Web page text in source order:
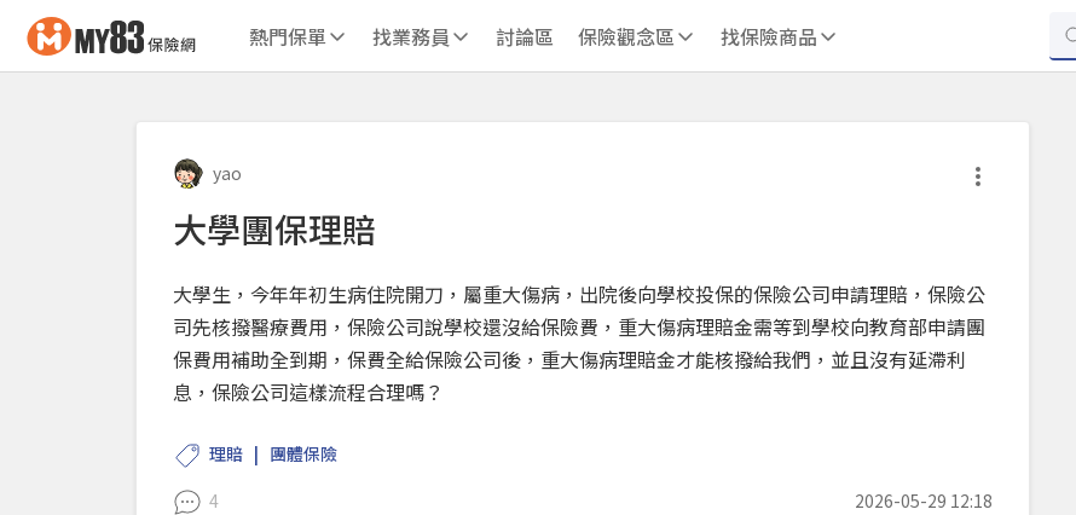
熱門保單 找業務員 討論區 保險觀念區 找保險商品
yao
大學團保理賠
大學生，今年年初生病住院開刀，屬重大傷病，出院後向學校投保的保險公司申請理賠，保險公
司先核撥醫療費用，保險公司說學校還沒給保險費，重大傷病理賠金需等到學校向教育部申請團
保費用補助全到期，保費全給保險公司後，重大傷病理賠金才能核撥給我們，並且沒有延滯利
息，保險公司這樣流程合理嗎？
理賠
團體保險
4
2026-05-29 12:18